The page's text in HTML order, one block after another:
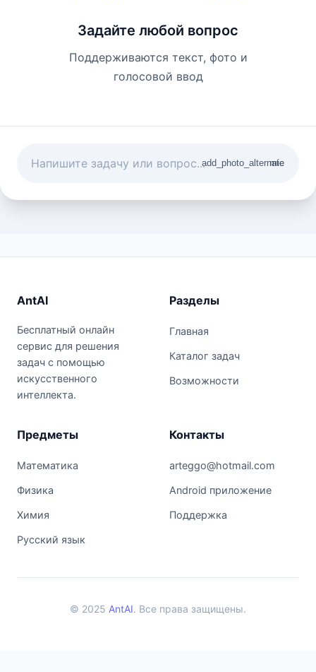
Задайте любой вопрос
Поддерживаются текст, фото и
голосовой ввод
add_photo_alternate
mic
AntAI
Бесплатный онлайн
сервис для решения
задач с помощью
искусственного
интеллекта.
Разделы
Главная
Каталог задач
Возможности
Предметы
Математика
Физика
Химия
Русский язык
Контакты
arteggo@hotmail.com
Android приложение
Поддержка
© 2025 AntAI. Все права защищены.